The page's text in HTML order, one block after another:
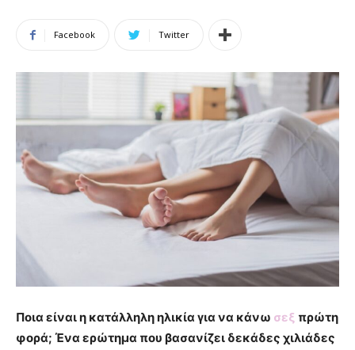
Facebook Twitter
Ποια είναι η κατάλληλη ηλικία για να κάνω σεξ πρώτη
φορά; Ένα ερώτημα που βασανίζει δεκάδες χιλιάδες